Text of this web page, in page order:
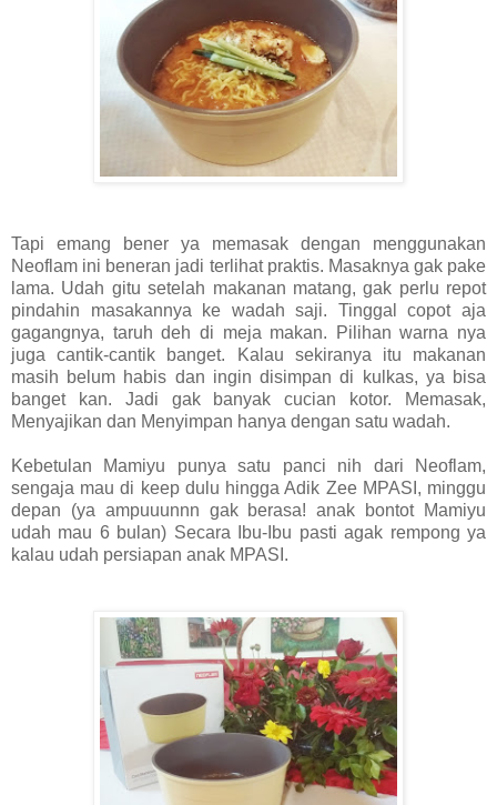
Tapi emang bener ya memasak dengan menggunakan
Neoflam ini beneran jadi terlihat praktis. Masaknya gak pake
lama. Udah gitu setelah makanan matang, gak perlu repot
pindahin masakannya ke wadah saji. Tinggal copot aja
gagangnya, taruh deh di meja makan. Pilihan warna nya
juga cantik-cantik banget. Kalau sekiranya itu makanan
masih belum habis dan ingin disimpan di kulkas, ya bisa
banget kan. Jadi gak banyak cucian kotor. Memasak,
Menyajikan dan Menyimpan hanya dengan satu wadah.
Kebetulan Mamiyu punya satu panci nih dari Neoflam,
sengaja mau di keep dulu hingga Adik Zee MPASI, minggu
depan (ya ampuuunnn gak berasa! anak bontot Mamiyu
udah mau 6 bulan) Secara Ibu-Ibu pasti agak rempong ya
kalau udah persiapan anak MPASI.